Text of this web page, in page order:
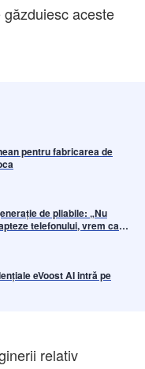
aceste
pentru fabricarea de
de pliabile: „Nu
telefonului, vrem ca
eVoost AI intră pe
relativ